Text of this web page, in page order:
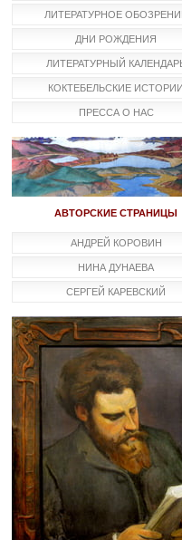
ЛИТЕРАТУРНОЕ
ДНИ РОЖДЕНИЯ
ЛИТЕРАТУРНЫЙ
КОКТЕБЕЛЬСКИЕ ИСТОРИИ
ПРЕССА О НАС
АВТОРСКИЕ СТРАНИЦЫ
АНДРЕЙ КОРОВИН
НИНА ДУНАЕВА
СЕРГЕЙ КАРЕВСКИЙ